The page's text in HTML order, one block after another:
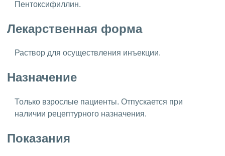
Пентоксифиллин.
Лекарственная форма
Раствор для осуществления инъекции.
Назначение
Только взрослые пациенты. Отпускается при
наличии рецептурного назначения.
Показания